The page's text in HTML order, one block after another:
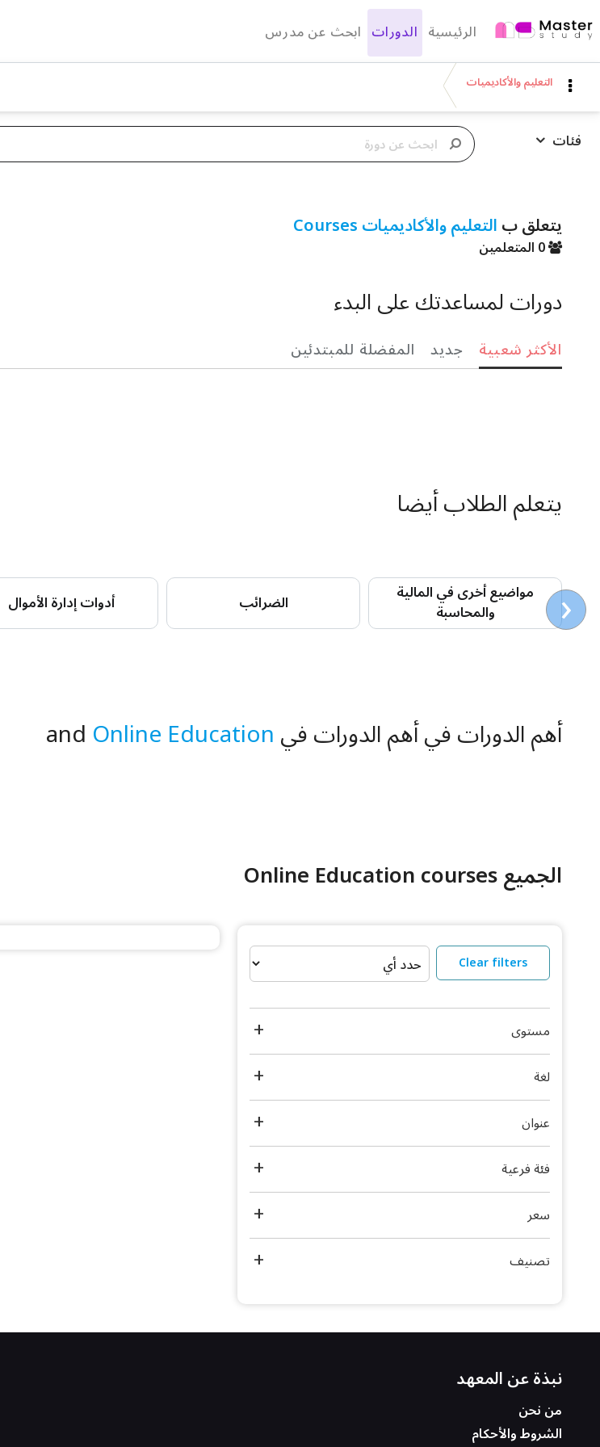
الرئيسية الدورات ابحث عن مدرس
التعليم والأكاديميات
فئات
يتعلق بالتعليم والأكاديميات Courses
دورات لمساعدتك على البدء
الأكثر شعبية جديد المفضلة للمبتدئين
يتعلم الطلاب أيضا
مواضيع أخرى في المالية
والمحاسبة الضرائب أدوات إدارة الأموال ‹
أهم الدورات في أهم الدورات في andOnline Education
الجميع Online Education courses
Clear filters
مستوى
لغة
عنوان
فئة فرعية
سعر
تصنيف
نبذة عن المعهد
من نحن
الشروط والأحكام